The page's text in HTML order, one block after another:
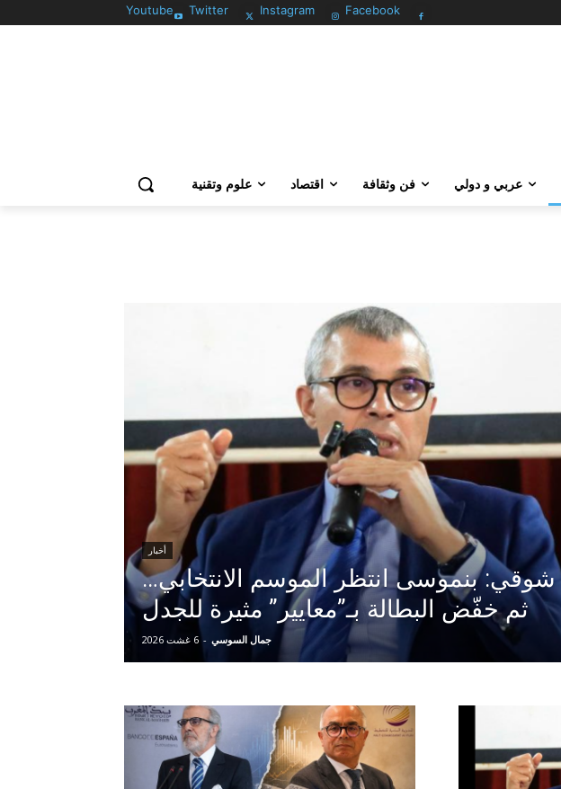
Facebook
Instagram
Twitter
Youtube
عربي و دولي فن وثقافة اقتصاد علوم وتقنية
أخبار
شوقي: بنموسى انتظر الموسم الانتخابي…
ثم خفّض البطالة بـ”معايير” مثيرة للجدل
جمال السوسي - 6 غشت 2026